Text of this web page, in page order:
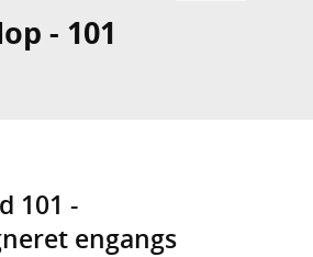
- 101
101 -
engangs